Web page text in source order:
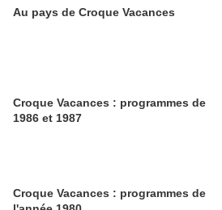
Au pays de Croque Vacances
Croque Vacances : programmes de
1986 et 1987
Croque Vacances : programmes de